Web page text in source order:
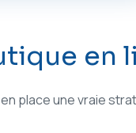
en
place une vraie